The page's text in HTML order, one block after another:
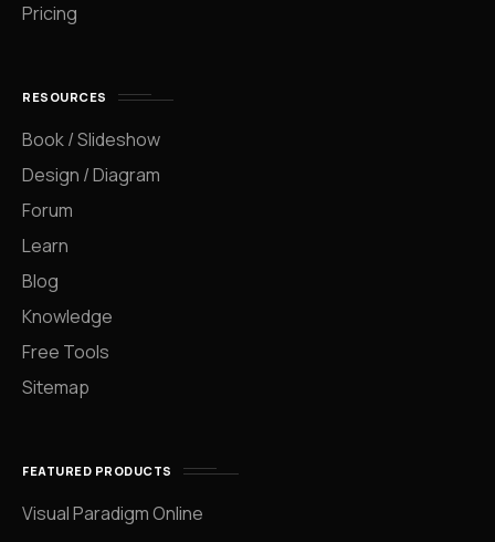
Pricing
RESOURCES
Book / Slideshow
Design / Diagram
Forum
Learn
Blog
Knowledge
Free Tools
Sitemap
FEATURED PRODUCTS
Visual Paradigm Online